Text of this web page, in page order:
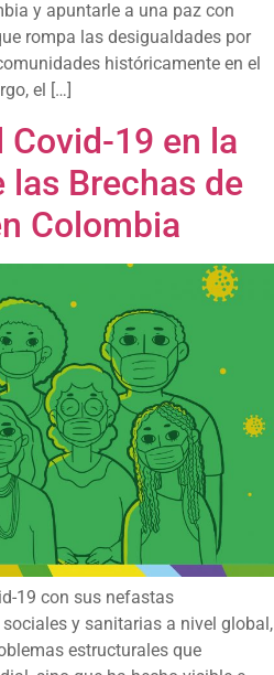
y apuntarle a una paz con
rompa las desigualdades por
históricamente en el
el […]
19 en la
Brechas de
Colombia
19 con sus nefastas
y sanitarias a nivel global,
estructurales que